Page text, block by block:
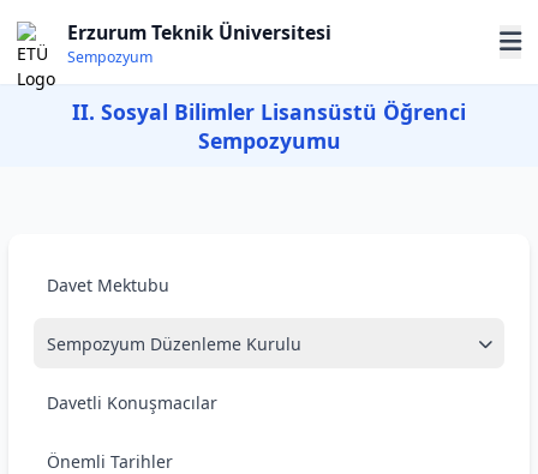
Erzurum Teknik Üniversitesi
Sempozyum
II. Sosyal Bilimler Lisansüstü Öğrenci
Sempozyumu
Davet Mektubu
Sempozyum Düzenleme Kurulu
Davetli Konuşmacılar
Önemli Tarihler